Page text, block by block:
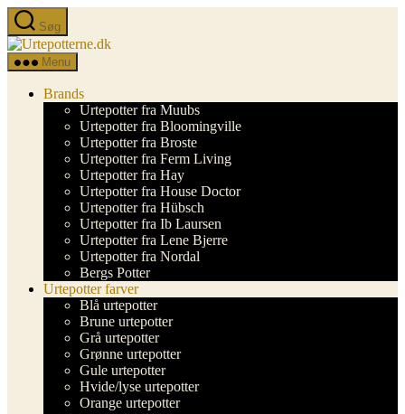
Spring
til
indholdet
Søg
Urtepotterne.dk
Menu
Brands
Urtepotter fra Muubs
Urtepotter fra Bloomingville
Urtepotter fra Broste
Urtepotter fra Ferm Living
Urtepotter fra Hay
Urtepotter fra House Doctor
Urtepotter fra Hübsch
Urtepotter fra Ib Laursen
Urtepotter fra Lene Bjerre
Urtepotter fra Nordal
Bergs Potter
Urtepotter farver
Blå urtepotter
Brune urtepotter
Grå urtepotter
Grønne urtepotter
Gule urtepotter
Hvide/lyse urtepotter
Orange urtepotter